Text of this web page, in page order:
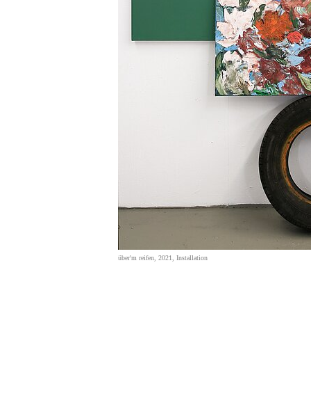
über'm reifen, 2021, Installation